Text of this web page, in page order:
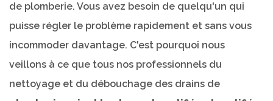
de plomberie. Vous avez besoin de quelqu'un qui
puisse régler le problème rapidement et sans vous
incommoder davantage. C'est pourquoi nous
veillons à ce que tous nos professionnels du
nettoyage et du débouchage des drains de